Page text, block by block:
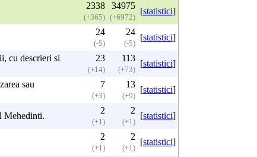
2338
(+365)
34975
(+6972)
[statistici]
24
(-5)
24
(-5)
[statistici]
cu descrieri si
23
(+14)
113
(+73)
[statistici]
sau
7
(+3)
13
(+9)
[statistici]
Mehedinti.
2
(+1)
2
(+1)
[statistici]
2
(+1)
2
(+1)
[statistici]